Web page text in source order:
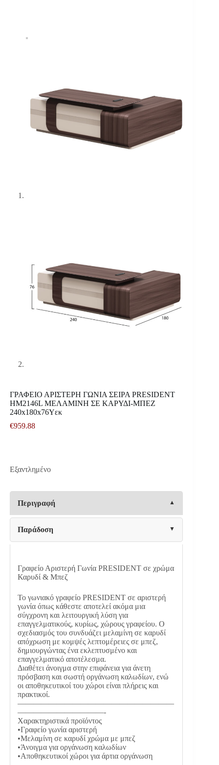
ΓΡΑΦΕΙΟ ΑΡΙΣΤΕΡΗ ΓΩΝΙΑ ΣΕΙΡΑ PRESIDENT
HM2146L ΜΕΛΑΜΙΝΗ ΣΕ ΚΑΡΥΔΙ-ΜΠΕΖ
240x180x76Υεκ
€959.88
Εξαντλημένο
Περιγραφή
Παράδοση
Γραφείο Αριστερή Γωνία PRESIDENT σε χρώμα
Καρυδί & Μπεζ
Το γωνιακό γραφείο PRESIDENT σε αριστερή
γωνία όπως κάθεστε αποτελεί ακόμα μια
σύγχρονη και λειτουργική λύση για
επαγγελματικούς, κυρίως, χώρους γραφείου. Ο
σχεδιασμός του συνδυάζει μελαμίνη σε καρυδί
απόχρωση με κομψές λεπτομέρειες σε μπεζ,
δημιουργώντας ένα εκλεπτυσμένο και
επαγγελματικό αποτέλεσμα.
Διαθέτει άνοιγμα στην επιφάνεια για άνετη
πρόσβαση και σωστή οργάνωση καλωδίων, ενώ
οι αποθηκευτικοί του χώροι είναι πλήρεις και
πρακτικοί.
————————————————————
———————————-
Χαρακτηριστικά προϊόντος
•Γραφείο γωνία αριστερή
•Μελαμίνη σε καρυδί χρώμα με μπεζ
•Άνοιγμα για οργάνωση καλωδίων
•Αποθηκευτικοί χώροι για άρτια οργάνωση